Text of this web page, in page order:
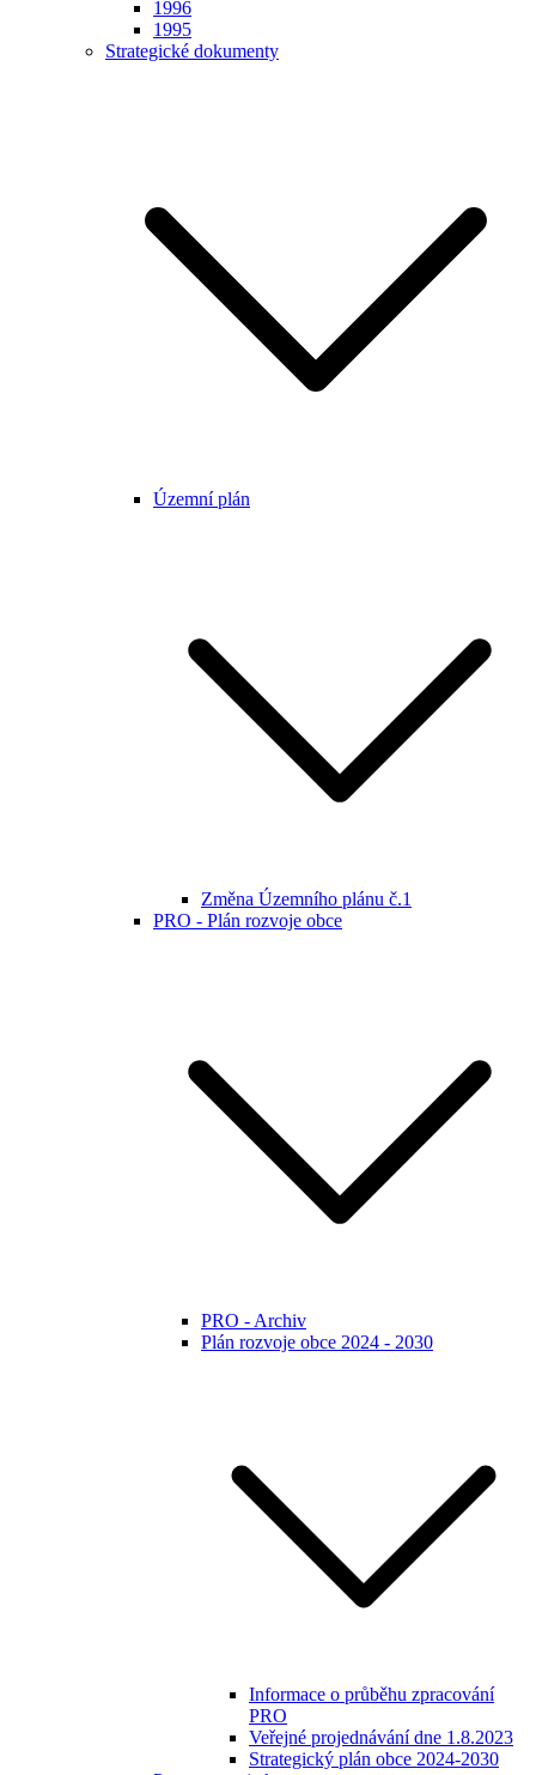
1996
1995
Strategické dokumenty
Územní plán
Změna Územního plánu č.1
PRO - Plán rozvoje obce
PRO - Archiv
Plán rozvoje obce 2024 - 2030
Informace o průběhu zpracování
PRO
Veřejné projednávání dne 1.8.2023
Strategický plán obce 2024-2030